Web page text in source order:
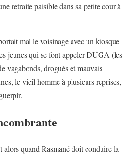
retraite paisible dans sa petite cour à
mal le voisinage avec un kiosque
jeunes qui se font appeler DUGA (les
vagabonds, drogués et mauvais
le vieil homme à plusieurs reprises,
alors quand Rasmané doit conduire la